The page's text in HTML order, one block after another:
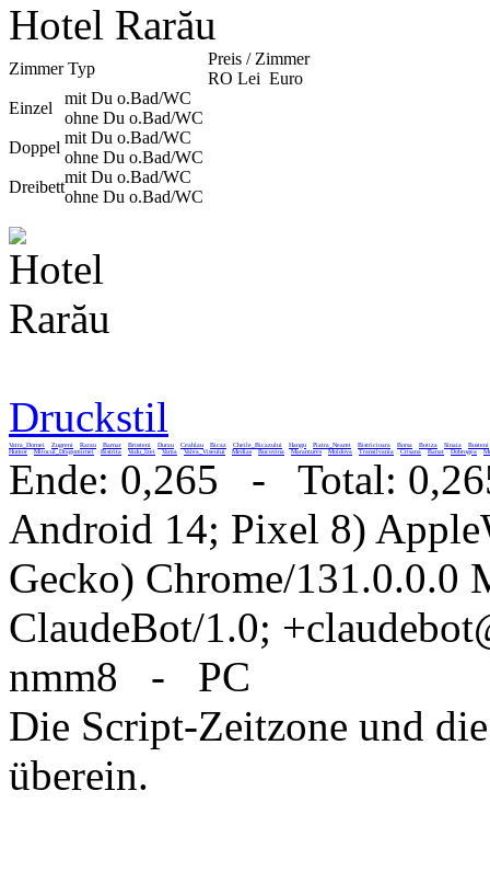
Hotel Rarău
Zimmer Typ
Preis / Zimmer
RO Lei Euro
Einzel
mit Du o.Bad/WC
ohne Du o.Bad/WC
Doppel
mit Du o.Bad/WC
ohne Du o.Bad/WC
Dreibett
mit Du o.Bad/WC
ohne Du o.Bad/WC
Druckstil
Vatra_Dornei Zugreni Rarau Barnar Brosteni Durau Ceahlau Bicaz Cheile_Bicazului Hangu Piatra_Neamt Bistricioara Borsa Botiza Sinaia
Busteni
Humor
Mitocul_Dragomirnei Bistrita Vadu_Izei Vama Valea_Viseului Medias Bucovina Maramures Moldova Transilvania Crisana Banat Dobrogea
Ende: 0,265 - Total:
Android 14; Pixel 8)
Gecko) Chrome/131.0.0.0
ClaudeBot/1.0;
nmm8 - PC
Die Script-Zeitzone und
überein.